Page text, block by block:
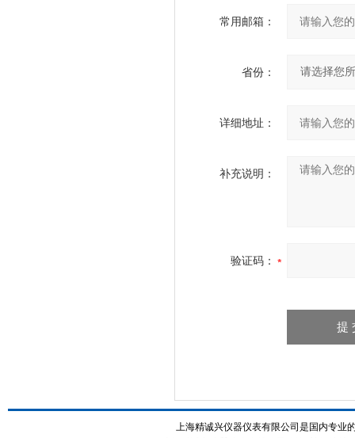
常用邮箱：
省份：
详细地址：
补充说明：
验证码：
上海精诚兴仪器仪表有限公司是国内专业